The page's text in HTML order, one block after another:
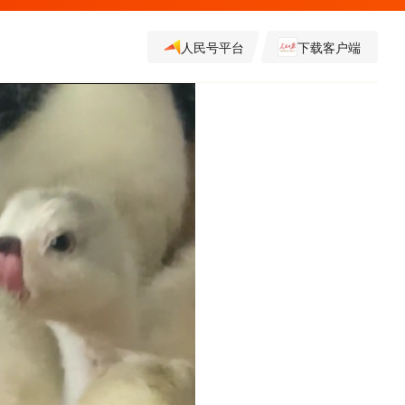
人民号平台 下载客户端